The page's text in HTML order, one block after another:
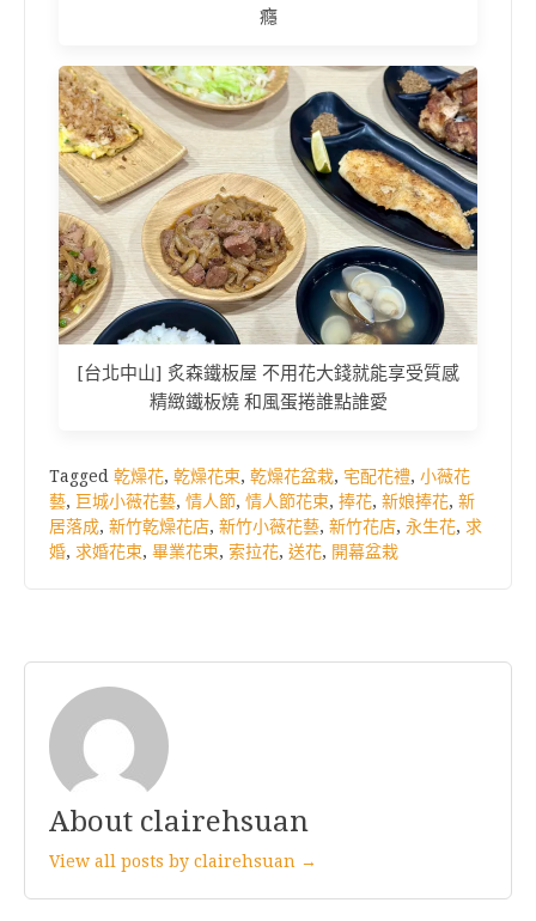
癮
[台北中山] 炙森鐵板屋 不用花大錢就能享受質感
精緻鐵板燒 和風蛋捲誰點誰愛
Tagged 乾燥花, 乾燥花束, 乾燥花盆栽, 宅配花禮, 小薇花
藝, 巨城小薇花藝, 情人節, 情人節花束, 捧花, 新娘捧花, 新
居落成, 新竹乾燥花店, 新竹小薇花藝, 新竹花店, 永生花, 求
婚, 求婚花束, 畢業花束, 索拉花, 送花, 開幕盆栽
About clairehsuan
View all posts by clairehsuan →